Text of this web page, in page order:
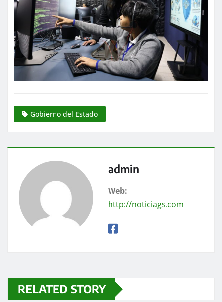
Gobierno del Estado
admin
Web:
http://noticiags.com
RELATED STORY